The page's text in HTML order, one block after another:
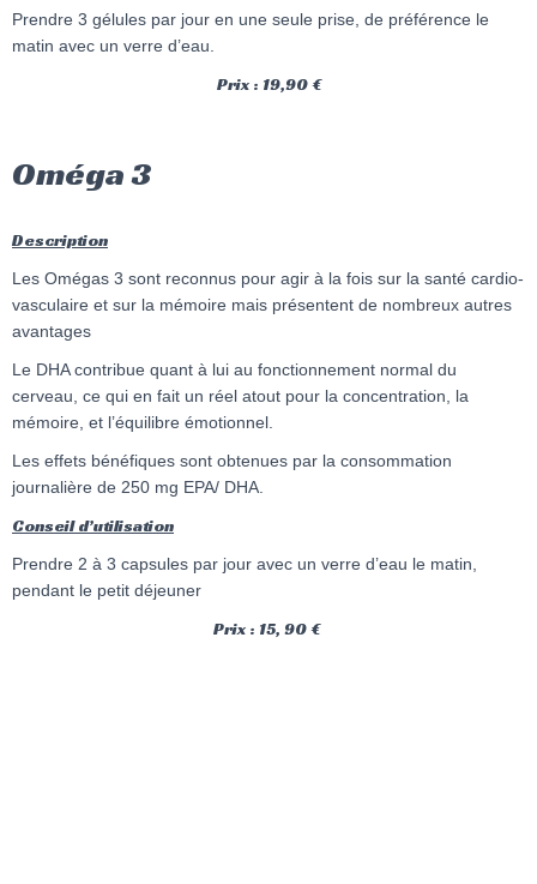
Prendre 3 gélules par jour en une seule prise, de préférence le
matin avec un verre d’eau.
Prix : 19,90 €
Oméga 3
Description
Les Omégas 3 sont reconnus pour agir à la fois sur la santé cardio-
vasculaire et sur la mémoire mais présentent de nombreux autres
avantages
Le DHA contribue quant à lui au fonctionnement normal du
cerveau, ce qui en fait un réel atout pour la concentration, la
mémoire, et l’équilibre émotionnel.
Les effets bénéfiques sont obtenues par la consommation
journalière de 250 mg EPA/ DHA.
Conseil d’utilisation
Prendre 2 à 3 capsules par jour avec un verre d’eau le matin,
pendant le petit déjeuner
Prix : 15, 90 €